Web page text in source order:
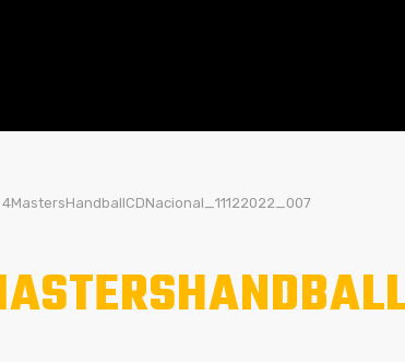
4MastersHandballCDNacional_11122022_007